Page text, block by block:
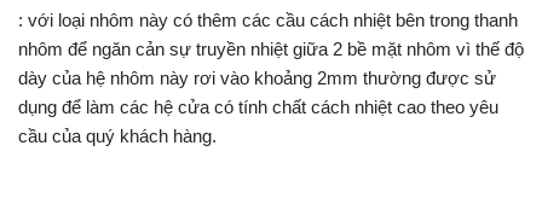
: với loại nhôm này có thêm các cầu cách nhiệt bên trong thanh
nhôm để ngăn cản sự truyền nhiệt giữa 2 bề mặt nhôm vì thế độ
dày của hệ nhôm này rơi vào khoảng 2mm thường được sử
dụng để làm các hệ cửa có tính chất cách nhiệt cao theo yêu
cầu của quý khách hàng.